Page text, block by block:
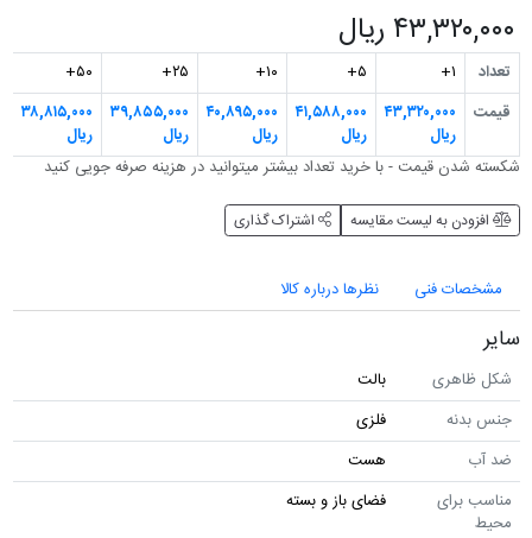
۴۳,۳۲۰,۰۰۰ ریال
شکسته شدن قیمت - با خرید تعداد بیشتر می‎توانید در هزینه صرفه جویی کنید
تعداد ۱+ ۵+ ۱۰+ ۲۵+
۵۰+
قیمت
۴۳,۳۲۰,۰۰۰
ریال
۴۱,۵۸۸,۰۰۰
ریال
۴۰,۸۹۵,۰۰۰
ریال
۳۹,۸۵۵,۰۰۰
ریال
۳۸,۸۱۵,۰۰۰
ریال
افزودن به لیست مقایسه اشتراک گذاری
مشخصات فنی نظرها درباره کالا
سایر
شکل ظاهری
بالت
جنس بدنه
فلزی
ضد آب
هست
مناسب برای
محیط
فضای باز و بسته